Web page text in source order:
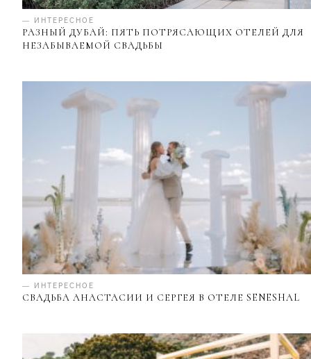
— ИНТЕРЕСНОЕ
РАЗНЫЙ ДУБАЙ: ПЯТЬ ПОТРЯСАЮЩИХ ОТЕЛЕЙ ДЛЯ
НЕЗАБЫВАЕМОЙ СВАДЬБЫ
— ИНТЕРЕСНОЕ
СВАДЬБА АНАСТАСИИ И СЕРГЕЯ В ОТЕЛЕ SENESHAL